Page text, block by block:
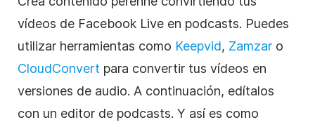
vídeos de Facebook Live en podcasts. Puedes
utilizar herramientas como Keepvid, Zamzar o
CloudConvert para convertir tus vídeos en
versiones de audio. A continuación, edítalos
con un editor de podcasts. Y así es como